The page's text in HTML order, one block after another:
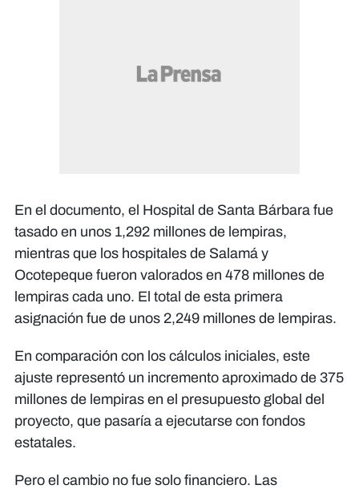
En el documento, el Hospital de Santa Bárbara fue
tasado en unos 1,292 millones de lempiras,
mientras que los hospitales de Salamá y
Ocotepeque fueron valorados en 478 millones de
lempiras cada uno. El total de esta primera
asignación fue de unos 2,249 millones de lempiras.
En comparación con los cálculos iniciales, este
ajuste representó un incremento aproximado de 375
millones de lempiras en el presupuesto global del
proyecto, que pasaría a ejecutarse con fondos
estatales.
Pero el cambio no fue solo financiero. Las